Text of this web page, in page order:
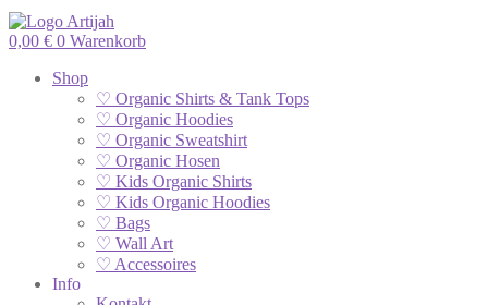
0,00 € 0 Warenkorb
Shop
♡ Organic Shirts & Tank Tops
♡ Organic Hoodies
♡ Organic Sweatshirt
♡ Organic Hosen
♡ Kids Organic Shirts
♡ Kids Organic Hoodies
♡ Bags
♡ Wall Art
♡ Accessoires
Info